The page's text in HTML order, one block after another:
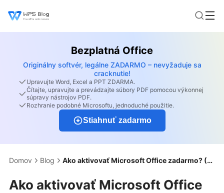
Bezplatná Office
Originálny softvér, legálne ZADARMO – nevyžaduje sa
cracknutie!
Upravujte Word, Excel a PPT ZDARMA.
Čítajte, upravujte a prevádzajte súbory PDF pomocou výkonnej
súpravy nástrojov PDF.
Rozhranie podobné Microsoftu, jednoduché použitie.
Stiahnuť zadarmo
Domov Blog Ako aktivovať Microsoft Office zadarmo? (Návod krok za krokom)
Ako aktivovať Microsoft Office